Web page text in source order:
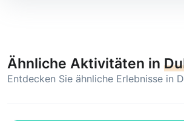
Ähnliche Aktivitäten in
Entdecken Sie ähnliche Erlebnisse in